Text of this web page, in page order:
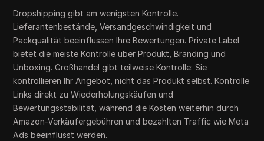
Dropshipping gibt am wenigsten Kontrolle.
Lieferantenbestände, Versandgeschwindigkeit und
Packqualität beeinflussen Ihre Bewertungen. Private Label
bietet die meiste Kontrolle über Produkt, Branding und
Unboxing. Großhandel gibt teilweise Kontrolle: Sie
kontrollieren Ihr Angebot, nicht das Produkt selbst. Kontrolle
Links direkt zu Wiederholungskäufen und
Bewertungsstabilität, während die Kosten weiterhin durch
Amazon-Verkäufergebühren und bezahlten Traffic wie Meta
Ads beeinflusst werden.